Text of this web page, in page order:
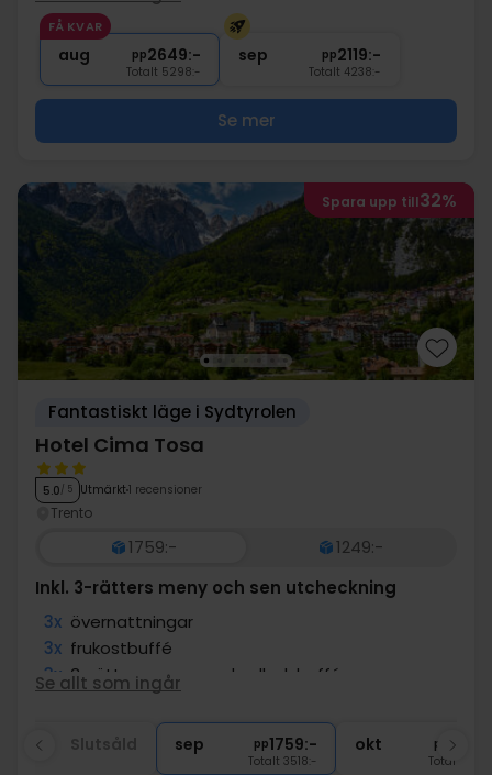
∞ Gratis entré till wellnessavdelning
1x 1 välkomstdrink
FÅ KVAR
aug pp2649:-
Totalt 5298:-
sep pp2119:-
Totalt 4238:-
Se mer
Spara upp till32%
Fantastiskt läge i Sydtyrolen
Hotel Cima Tosa
5.0/ 5 Utmärkt 1 recensioner
Trento
1759:-
1249:-
Inkl. 3-rätters meny och sen utcheckning
3x övernattningar
3x frukostbuffé
3x 3-rättersmeny med salladsbuffé
Sen utcheckning
Gratis parkering
Se allt som ingår
sep pp1759:-
Totalt 3518:-
okt pp
Totalt